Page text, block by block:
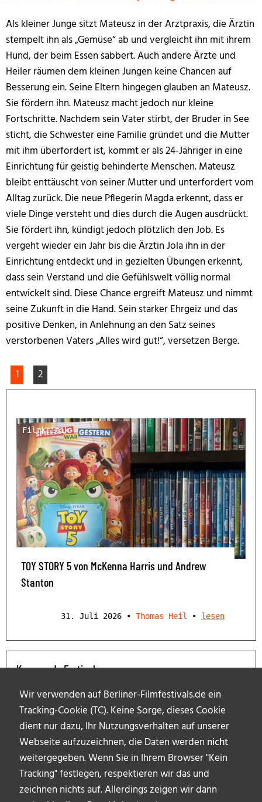
Wir verwenden auf Berliner-Filmfestivals.de ein
Tracking-Cookie (TC). Keine Sorge, dieses Cookie
dient nur dazu, Ihr Nutzungsverhalten auf unserer
Webseite aufzuzeichnen, die Daten werden nicht
weitergegeben. Wenn Sie in Ihrem Browser "Kein
Tracking" festlegen, respektieren wir das und
zeichnen nichts auf. Allerdings zeigen wir dann
Als kleiner Junge sitzt Mateusz in der Arztpraxis, die Ärztin
stempelt ihn als „Gemüse“ ab und vergleicht ihn mit ihrem
Hund, der beim Essen sabbert. Auch andere Ärzte und
Heiler räumen dem kleinen Jungen keine Chancen auf
Besserung ein. Seine Eltern hingegen glauben an Mateusz.
Sie fördern ihn. Mateusz macht jedoch nur kleine
Fortschritte. Nachdem sein Vater stirbt, der Bruder in See
sticht, die Schwester eine Familie gründet und die Mutter
mit ihm überfordert ist, kommt er als 24-Jähriger in eine
Einrichtung für geistig behinderte Menschen. Mateusz
bleibt enttäuscht von seiner Mutter und unterfordert vom
Alltag zurück. Die neue Pflegerin Magda erkennt, dass er
viele Dinge versteht und dies durch die Augen ausdrückt.
Sie fördert ihn, kündigt jedoch plötzlich den Job. Es
vergeht wieder ein Jahr bis die Ärztin Jola ihn in der
Einrichtung entdeckt und in gezielten Übungen erkennt,
dass sein Verstand und die Gefühlswelt völlig normal
entwickelt sind. Diese Chance ergreift Mateusz und nimmt
seine Zukunft in die Hand. Sein starker Ehrgeiz und das
positive Denken, in Anlehnung an den Satz seines
verstorbenen Vaters „Alles wird gut!“, versetzen Berge.
1 2
Filmkritik
TOY STORY 5 von McKenna Harris und Andrew
Stanton
31. Juli 2026 • Thomas Heil • lesen
Kommende Festivals